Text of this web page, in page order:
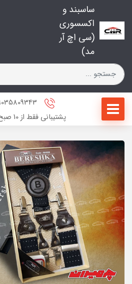
ساسبند و
اکسسوری
(سی اچ آر
مد)
پشتیبانی فقط از 10 صبح تا 5 عصر به جز ایام تعطیل)